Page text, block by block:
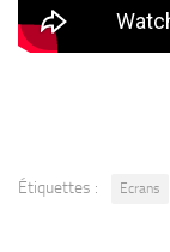
Étiquettes : Ecrans